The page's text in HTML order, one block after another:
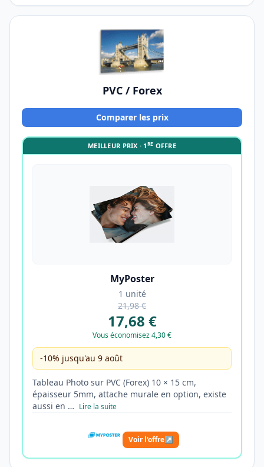
PVC / Forex
Comparer les prix
MEILLEUR PRIX · 1RE OFFRE
MyPoster
1 unité
21,98 €
17,68 €
Vous économisez 4,30 €
-10% jusqu'au 9 août
Tableau Photo sur PVC (Forex) 10 × 15 cm,
épaisseur 5mm, attache murale en option, existe
aussi en … Lire la suite
Voir l'offre↗